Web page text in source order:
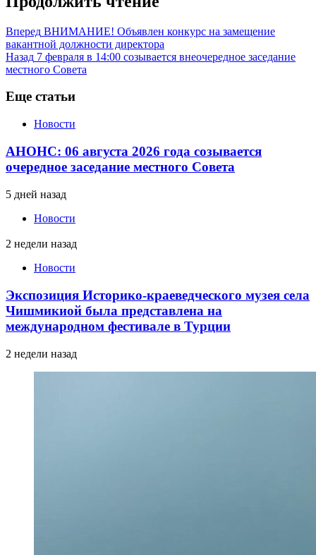
Вперед ВНИМАНИЕ! Объявлен конкурс на замещение
вакантной должности директора
Назад 7 февраля в 14:00 созывается внеочередное заседание
местного Совета
Еще статьи
Новости
АНОНС: 06 августа 2026 года созывается
очередное заседание местного Совета
5 дней назад
Новости
2 недели назад
Новости
Экспозиция Историко-краеведческого музея села
Чишмикиой была представлена на
международном фестивале в Турции
2 недели назад